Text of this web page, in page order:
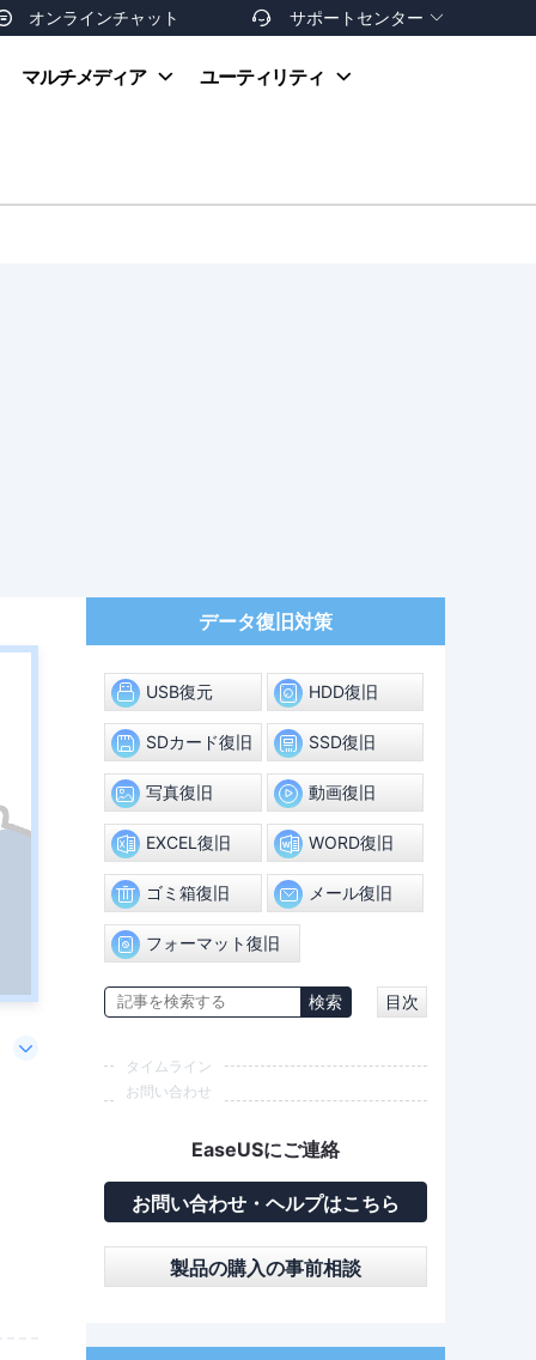
オンラインチャット  サポートセンター 
お支払い方法
マルチメディア ユーティリティ
データ復旧対策
USB復元 HDD復旧
SDカード復旧 SSD復旧
写真復旧 動画復旧
EXCEL復旧 WORD復旧
ゴミ箱復旧 メール復旧
フォーマット復旧
目次
タイムライン
お問い合わせ
EaseUSにご連絡
お問い合わせ・ヘルプはこちら
製品の購入の事前相談